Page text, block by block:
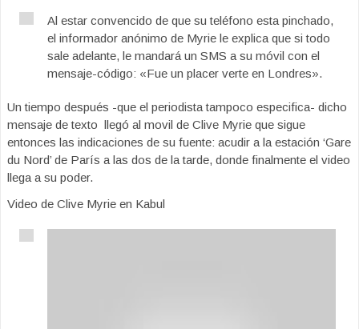
Al estar convencido de que su teléfono esta pinchado,
el informador anónimo de Myrie le explica que si todo
sale adelante, le mandará un SMS a su móvil con el
mensaje-código: «Fue un placer verte en Londres».
Un tiempo después -que el periodista tampoco especifica- dicho
mensaje de texto llegó al movil de Clive Myrie que sigue
entonces las indicaciones de su fuente: acudir a la estación ‘Gare
du Nord’ de París a las dos de la tarde, donde finalmente el video
llega a su poder.
Video de Clive Myrie en Kabul